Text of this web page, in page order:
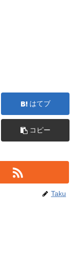
はてブ
コピー
Taku